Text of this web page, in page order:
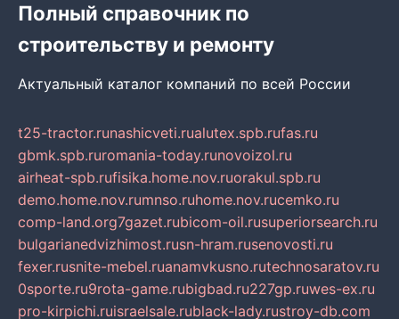
Полный справочник по
строительству и ремонту
Актуальный каталог компаний по всей России
t25-tractor.runashicveti.rualutex.spb.rufas.ru
gbmk.spb.ruromania-today.runovoizol.ru
airheat-spb.rufisika.home.nov.ruorakul.spb.ru
demo.home.nov.rumnso.ruhome.nov.rucemko.ru
comp-land.org7gazet.rubicom-oil.rusuperiorsearch.ru
bulgarianedvizhimost.rusn-hram.rusenovosti.ru
fexer.rusnite-mebel.ruanamvkusno.rutechnosaratov.ru
0sporte.ru9rota-game.rubigbad.ru227gp.ruwes-ex.ru
pro-kirpichi.ruisraelsale.rublack-lady.rustroy-db.com